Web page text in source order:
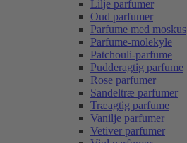
Lilje parfumer
Oud parfumer
Parfume med moskus
Parfume-molekyle
Patchouli-parfume
Pudderagtig parfume
Rose parfumer
Sandeltræ parfumer
Træagtig parfume
Vanilje parfumer
Vetiver parfumer